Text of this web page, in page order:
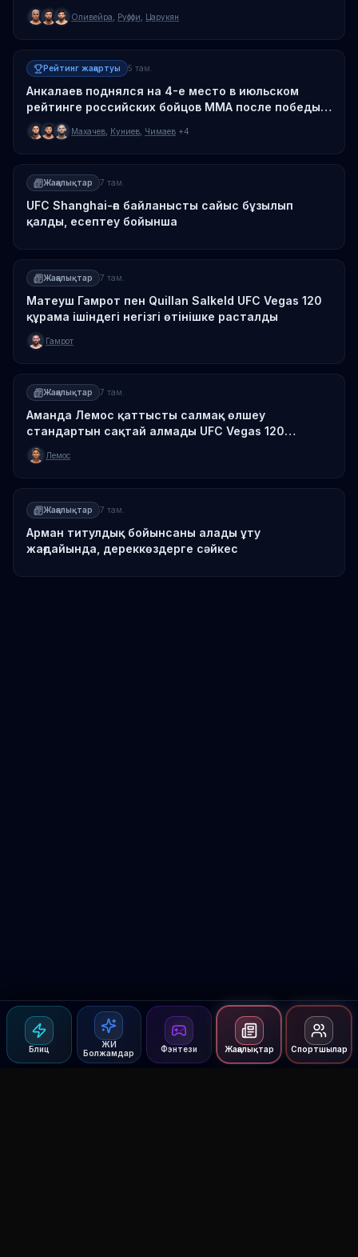
Блиц
ЖИ
Болжамдар
Фэнтези Жаңалықтар Спортшылар
Оливейра Руффи Царукян
Рейтинг жаңартуы 5 там.
Анкалаев поднялся на 4-е место в июльском
рейтинге российских бойцов MMA после победы
над Гусковым
Махачев Куниев Чимаев +4
Жаңалықтар 7 там.
UFC Shanghai-ға байланысты сайыс бұзылып
қалды, есептеу бойынша
Жаңалықтар 7 там.
Матеуш Гамрот пен Quillan Salkeld UFC Vegas 120
құрама ішіндегі негізгі өтінішке расталды
Гамрот
Жаңалықтар 7 там.
Аманда Лемос қаттысты салмақ өлшеу
стандартын сақтай алмады UFC Vegas 120
турнирінде
Лемос
Жаңалықтар 7 там.
Арман титулдық бойынсаны алады ұту
жағдайында, дереккөздерге сәйкес